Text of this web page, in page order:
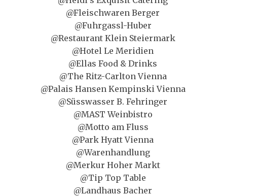
@Fleischwaren Berger
@Fuhrgassl-Huber
@Restaurant Klein Steiermark
@Hotel Le Meridien
@Ellas Food & Drinks
@The Ritz-Carlton Vienna
@Palais Hansen Kempinski Vienna
@Süsswasser B. Fehringer
@MAST Weinbistro
@Motto am Fluss
@Park Hyatt Vienna
@Warenhandlung
@Merkur Hoher Markt
@Tip Top Table
@Landhaus Bacher